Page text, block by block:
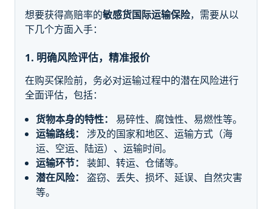
想要获得高赔率的敏感货国际运输保险，需要从以
下几个方面入手：
1. 明确风险评估，精准报价
在购买保险前，务必对运输过程中的潜在风险进行
全面评估，包括：
货物本身的特性：
易碎性、腐蚀性、易燃性等。
运输路线：
涉及的国家和地区、运输方式（海
运、空运、陆运）、运输时间。
运输环节：
装卸、转运、仓储等。
潜在风险：
盗窃、丢失、损坏、延误、自然灾害
等。